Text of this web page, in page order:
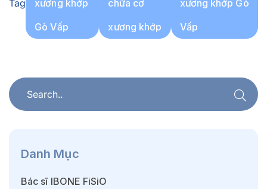
Tag
xương khớp
Gò Vấp
chữa cơ
xương khớp
xương khớp Gò
Vấp
Danh Mục
Bác sĩ IBONE FiSiO